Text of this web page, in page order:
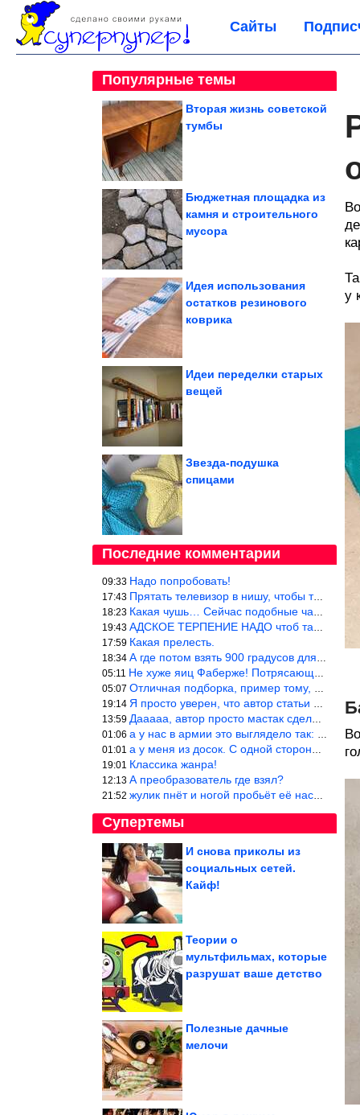
Сайты
Популярные темы
Вторая жизнь советской
тумбы
Бюджетная площадка из
камня и строительного
мусора
Идея использования
остатков резинового
коврика
Идеи переделки старых
вещей
Звезда-подушка
спицами
Последние комментарии
09:33 Надо попробовать!
17:43 Прятать телевизор в нишу, чтобы тепло от ТВ не отводилось и теле
18:23 Какая чушь… Сейчас подобные часы в магазине стоят меньше 10 долл
19:43 АДСКОЕ ТЕРПЕНИЕ НАДО чтоб такое вышить
17:59 Какая прелесть.
18:34 А где потом взять 900 градусов для обжига?
05:11 Не хуже яиц Фаберже! Потрясающе!!! Молодчина....!!!
05:07 Отличная подборка, пример тому, чем можно и сейчас заниматься…
19:14 Я просто уверен, что автор статьи никогда не будет использовать
13:59 Дааааа, автор просто мастак сделать интригу на ровном месте! А н
01:06 а у нас в армии это выглядело так: снизу полозья из сваренные тр
01:01 а у меня из досок. С одной стороны сарай, а другая половина — ду
19:01 Классика жанра!
12:13 А преобразователь где взял?
21:52 жулик пнёт и ногой пробьёт её насквозь. Но даже если и никогда н
Супертемы
Зачем нужна
дома и как её провести
И снова приколы из
социальных сетей.
Кайф!
Теории о
мультфильмах, которые
разрушат ваше детство
Полезные дачные
мелочи
у